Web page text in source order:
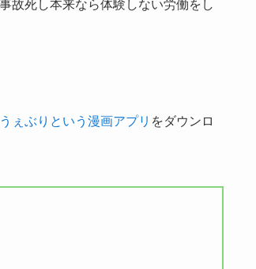
故死し本来なら体験しない労働をし
ぇぶりという漫画アプリ をダウンロ